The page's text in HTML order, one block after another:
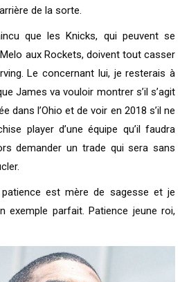
de la sorte.
que les Knicks, qui peuvent se
aux Rockets, doivent tout casser
Le concernant lui, je resterais à
James va vouloir montrer s’il s’agit
dans l’Ohio et de voir en 2018 s’il ne
player d’une équipe qu’il faudra
demander un trade qui sera sans
est mère de sagesse et je
exemple parfait. Patience jeune roi,